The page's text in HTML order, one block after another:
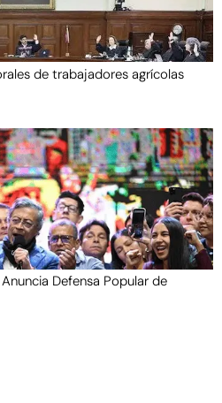
de trabajadores agrícolas
Defensa Popular de